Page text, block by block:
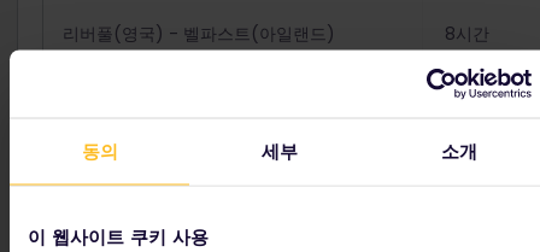
동의 세부 소개
이 웹사이트 쿠키 사용
리버풀(영국) - 벨파스트(아일랜드) 8시간
3시간 15분
셰르부르(프랑스) - 로슬레어(아일랜드)